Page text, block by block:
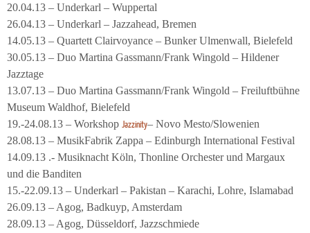
20.04.13 – Underkarl – Wuppertal
26.04.13 – Underkarl – Jazzahead, Bremen
14.05.13 – Quartett Clairvoyance – Bunker Ulmenwall, Bielefeld
30.05.13 – Duo Martina Gassmann/Frank Wingold – Hildener
Jazztage
13.07.13 – Duo Martina Gassmann/Frank Wingold – Freiluftbühne
Museum Waldhof, Bielefeld
19.-24.08.13 – Workshop Jazzinity– Novo Mesto/Slowenien
28.08.13 – MusikFabrik Zappa – Edinburgh International Festival
14.09.13 .- Musiknacht Köln, Thonline Orchester und Margaux
und die Banditen
15.-22.09.13 – Underkarl – Pakistan – Karachi, Lohre, Islamabad
26.09.13 – Agog, Badkuyp, Amsterdam
28.09.13 – Agog, Düsseldorf, Jazzschmiede